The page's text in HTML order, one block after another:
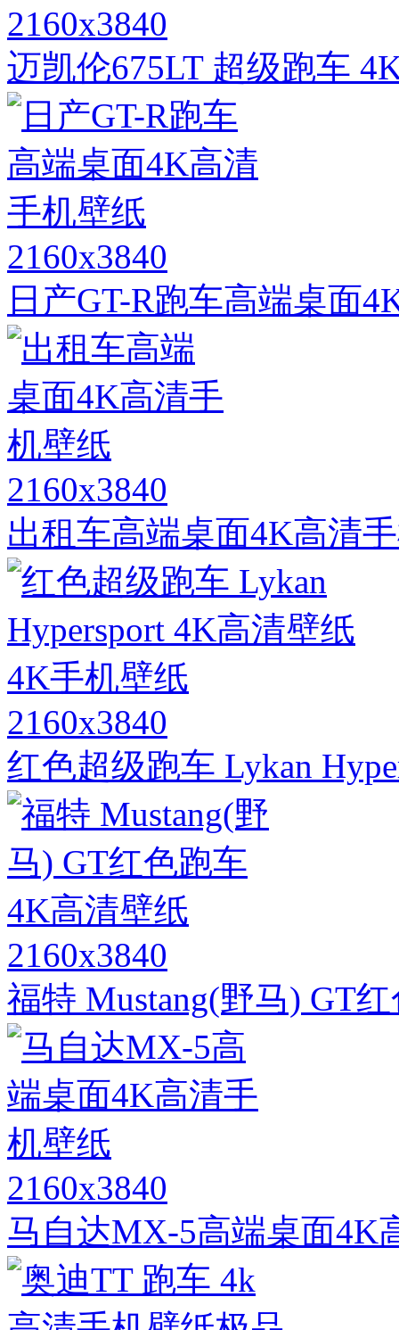
2160x3840
迈凯伦675LT 超级跑车
2160x3840
日产GT-R跑车高端桌面
2160x3840
出租车高端桌面4K高清
2160x3840
红色超级跑车 Lykan
2160x3840
福特 Mustang(野马) GT
2160x3840
马自达MX-5高端桌面4K